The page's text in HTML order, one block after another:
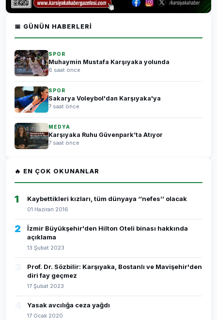
📅 GÜNÜN HABERLERI
SPOR
Muhaymin Mustafa Karşıyaka yolunda
6 saat önce
SPOR
Sakarya Voleybol'dan Karşıyaka'ya
7 saat önce
MEDYA
Karşıyaka Ruhu Güvenpark’ta Atıyor
7 saat önce
🔥 EN ÇOK OKUNANLAR
1 Kaybettikleri kızları, tüm dünyaya ‘’nefes’’ olacak
01 Haziran 2016
2
İzmir Büyükşehir'den Hilton Oteli binası hakkında
açıklama
13 Şubat 2023
Prof. Dr. Sözbilir: Karşıyaka, Bostanlı ve Mavişehir'den
diri fay geçmez
17 Şubat 2023
Yasak avcılığa ceza yağdı
17 Ocak 2020